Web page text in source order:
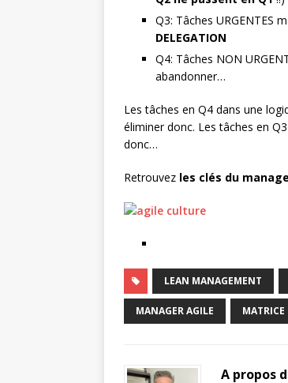
Q3: Tâches URGENTES
DELEGATION
Q4: Tâches NON
abandonner…
Les tâches en Q4 dans une
éliminer donc. Les tâches en
donc…
Retrouvez les clés du
LEAN MANAGEMENT
MANAGER AGILE
A propos